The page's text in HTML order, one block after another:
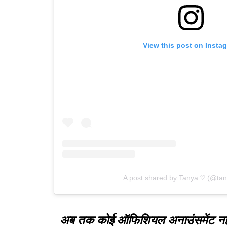
View this post on
A post shared by Tanya ♡
अब तक कोई ऑफिशियल अनाउंसमेंट